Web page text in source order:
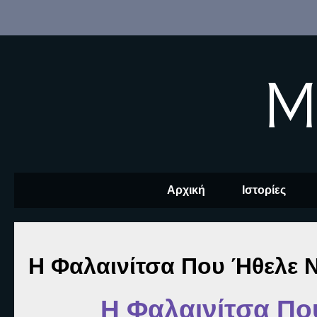
Αρχική Ιστορίες
Η Φαλαινίτσα Που Ήθελε
Η Φαλαινίτσα